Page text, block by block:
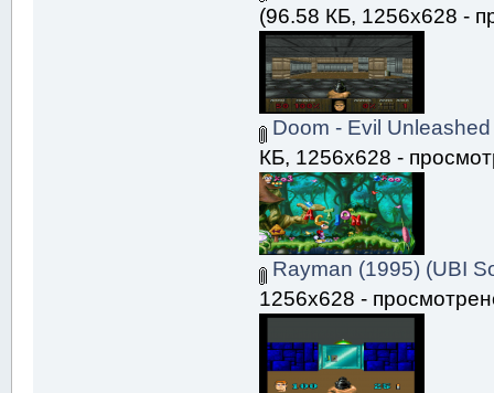
(96.58 КБ, 1256x628 -
Doom - Evil
КБ, 1256x628 -
Rayman (1995) (UBI
1256x628 -